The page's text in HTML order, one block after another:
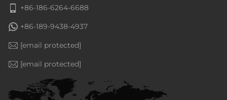
+86-186-6264-6688
+86-189-9438-4937
[email protected]
[email protected]